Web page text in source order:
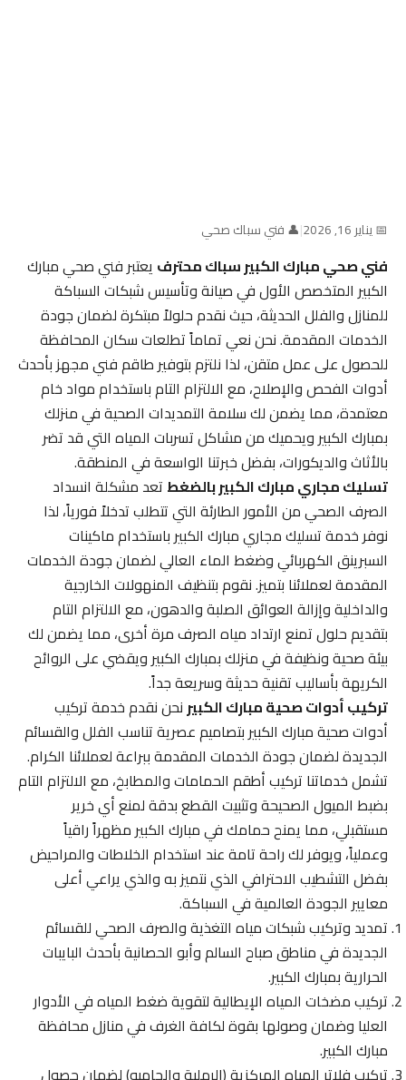
📅 يناير 16, 2026 |👤 فني سباك صحي
فني صحي مبارك الكبير سباك محترفيعتبر فني صحي مبارك
الكبير المتخصص الأول في صيانة وتأسيس شبكات السباكة
للمنازل والفلل الحديثة، حيث نقدم حلولاً مبتكرة لضمان جودة
الخدمات المقدمة. نحن نعي تماماً تطلعات سكان المحافظة
للحصول على عمل متقن، لذا نلتزم بتوفير طاقم فني مجهز بأحدث
أدوات الفحص والإصلاح، مع الالتزام التام باستخدام مواد خام
معتمدة، مما يضمن لك سلامة التمديدات الصحية في منزلك
بمبارك الكبير ويحميك من مشاكل تسربات المياه التي قد تضر
بالأثاث والديكورات، بفضل خبرتنا الواسعة في المنطقة.
تسليك مجاري مبارك الكبير بالضغطتعد مشكلة انسداد
الصرف الصحي من الأمور الطارئة التي تتطلب تدخلاً فورياً، لذا
نوفر خدمة تسليك مجاري مبارك الكبير باستخدام ماكينات
السبرينق الكهربائي وضغط الماء العالي لضمان جودة الخدمات
المقدمة لعملائنا بتميز. نقوم بتنظيف المنهولات الخارجية
والداخلية وإزالة العوائق الصلبة والدهون، مع الالتزام التام
بتقديم حلول تمنع ارتداد مياه الصرف مرة أخرى، مما يضمن لك
بيئة صحية ونظيفة في منزلك بمبارك الكبير ويقضي على الروائح
الكريهة بأساليب تقنية حديثة وسريعة جداً.
تركيب أدوات صحية مبارك الكبيرنحن نقدم خدمة تركيب
أدوات صحية مبارك الكبير بتصاميم عصرية تناسب الفلل والقسائم
الجديدة لضمان جودة الخدمات المقدمة ببراعة لعملائنا الكرام.
تشمل خدماتنا تركيب أطقم الحمامات والمطابخ، مع الالتزام التام
بضبط الميول الصحيحة وتثبيت القطع بدقة لمنع أي خرير
مستقبلي، مما يمنح حمامك في مبارك الكبير مظهراً راقياً
وعملياً، ويوفر لك راحة تامة عند استخدام الخلاطات والمراحيض
بفضل التشطيب الاحترافي الذي نتميز به والذي يراعي أعلى
معايير الجودة العالمية في السباكة.
تمديد وتركيب شبكات مياه التغذية والصرف الصحي للقسائم
الجديدة في مناطق صباح السالم وأبو الحصانية بأحدث البايبات
الحرارية بمبارك الكبير.
تركيب مضخات المياه الإيطالية لتقوية ضغط المياه في الأدوار
العليا وضمان وصولها بقوة لكافة الغرف في منازل محافظة
مبارك الكبير.
تركيب فلاتر المياه المركزية (الرملية والجامبو) لضمان حصول